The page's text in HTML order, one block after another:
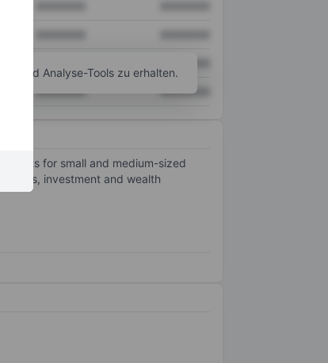
XXXXXXX XXXXXXX
und Analyse-Tools zu erhalten.
for small and medium-sized
cards, investment and wealth